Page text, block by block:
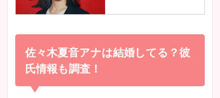
宇賀神メグアナのニット画像
小室瑛莉子のカップ画像まと
め！足が美脚でニット衣装も
かわいい！
佐々木夏音アナは結婚してる？彼
氏情報も調査！